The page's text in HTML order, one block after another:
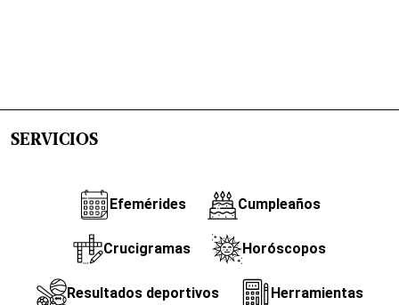
SERVICIOS
Efemérides Cumpleaños
Crucigramas Horóscopos
Resultados deportivos Herramientas